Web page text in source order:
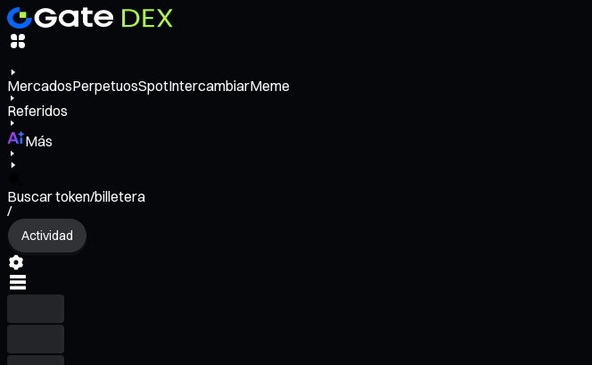
MercadosPerpetuosSpotIntercambiarMeme
Referidos
Más
Buscar token/billetera
/
Actividad